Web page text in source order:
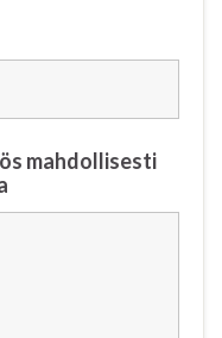
mahdollisesti